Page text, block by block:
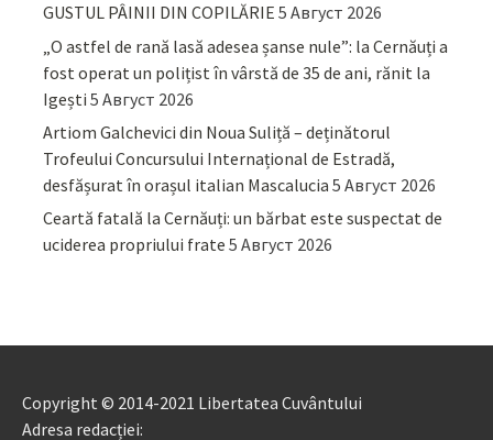
GUSTUL PÂINII DIN COPILĂRIE 5 Август 2026
„O astfel de rană lasă adesea șanse nule”: la Cernăuți a
fost operat un polițist în vârstă de 35 de ani, rănit la
Igești 5 Август 2026
Artiom Galchevici din Noua Suliță – deținătorul
Trofeului Concursului Internațional de Estradă,
desfășurat în orașul italian Mascalucia 5 Август 2026
Ceartă fatală la Cernăuți: un bărbat este suspectat de
uciderea propriului frate 5 Август 2026
Copyright © 2014-2021 Libertatea Cuvântului
Adresa redacției: